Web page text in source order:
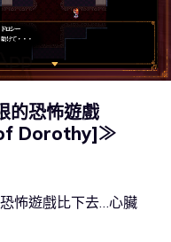
的恐怖遊戲
Dorothy]≫
怖遊戲比下去…心臟